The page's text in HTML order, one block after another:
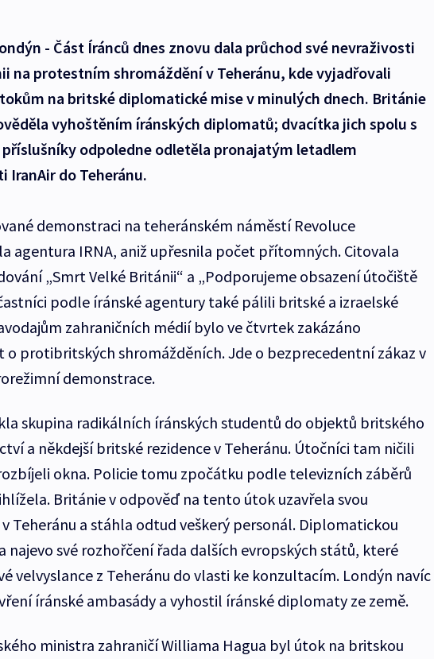
- Část Íránců dnes znovu dala průchod své nevraživosti
na protestním shromáždění v Teheránu, kde vyjadřovali
na britské diplomatické mise v minulých dnech. Británie
vyhoštěním íránských diplomatů; dvacítka jich spolu s
odpoledne odletěla pronajatým letadlem
IranAir do Teheránu.
demonstraci na teheránském náměstí Revoluce
agentura IRNA, aniž upřesnila počet přítomných. Citovala
„Smrt Velké Británii“ a „Podporujeme obsazení útočiště
podle íránské agentury také pálili britské a izraelské
zahraničních médií bylo ve čtvrtek zakázáno
o protibritských shromážděních. Jde o bezprecedentní zákaz v
demonstrace.
skupina radikálních íránských studentů do objektů britského
a někdejší britské rezidence v Teheránu. Útočníci tam ničili
okna. Policie tomu zpočátku podle televizních záběrů
Británie v odpověď na tento útok uzavřela svou
Teheránu a stáhla odtud veškerý personál. Diplomatickou
najevo své rozhořčení řada dalších evropských států, které
velvyslance z Teheránu do vlasti ke konzultacím. Londýn navíc
íránské ambasády a vyhostil íránské diplomaty ze země.
ministra zahraničí Williama Hagua byl útok na britskou